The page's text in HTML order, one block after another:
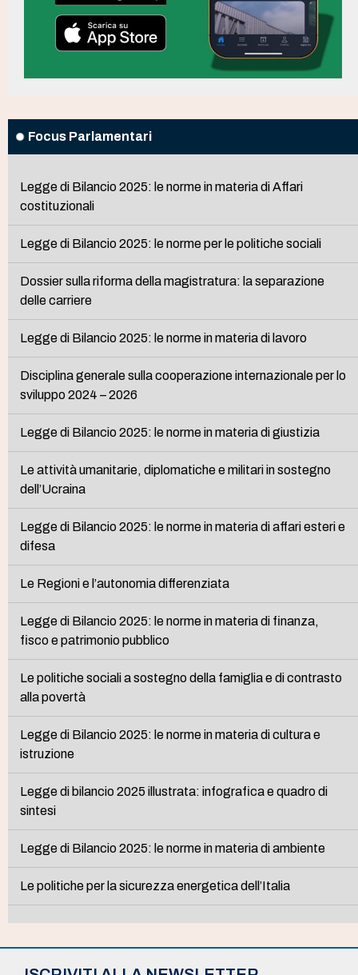
Focus Parlamentari
Legge di Bilancio 2025: le norme in materia di Affari
costituzionali
Legge di Bilancio 2025: le norme per le politiche sociali
Dossier sulla riforma della magistratura: la separazione
delle carriere
Legge di Bilancio 2025: le norme in materia di lavoro
Disciplina generale sulla cooperazione internazionale per lo
sviluppo 2024 – 2026
Legge di Bilancio 2025: le norme in materia di giustizia
Le attività umanitarie, diplomatiche e militari in sostegno
dell’Ucraina
Legge di Bilancio 2025: le norme in materia di affari esteri e
difesa
Le Regioni e l’autonomia differenziata
Legge di Bilancio 2025: le norme in materia di finanza,
fisco e patrimonio pubblico
Le politiche sociali a sostegno della famiglia e di contrasto
alla povertà
Legge di Bilancio 2025: le norme in materia di cultura e
istruzione
Legge di bilancio 2025 illustrata: infografica e quadro di
sintesi
Legge di Bilancio 2025: le norme in materia di ambiente
Le politiche per la sicurezza energetica dell’Italia